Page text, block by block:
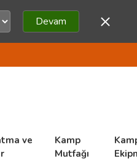
Devam
ve
Kamp
Mutfağı